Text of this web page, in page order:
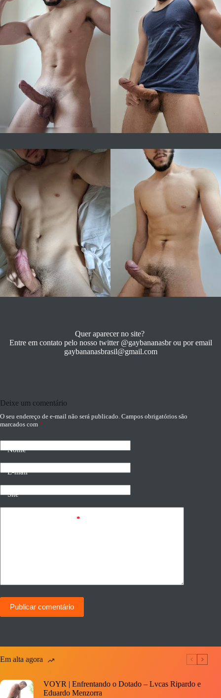
Quer aparecer no site?
Entre em contato pelo nosso twitter @gaybananasbr ou por email
gaybananasbrasil@gmail.com
Deixe um comentário
O seu endereço de e-mail não será publicado. Campos obrigatórios são
marcados com *
Nome
E-mail
Site
*
Publicar comentário
Em alta agora
VOYR | Enfrentando o Dotado – Lvcas Ripardo e
Eduardo Menzorra